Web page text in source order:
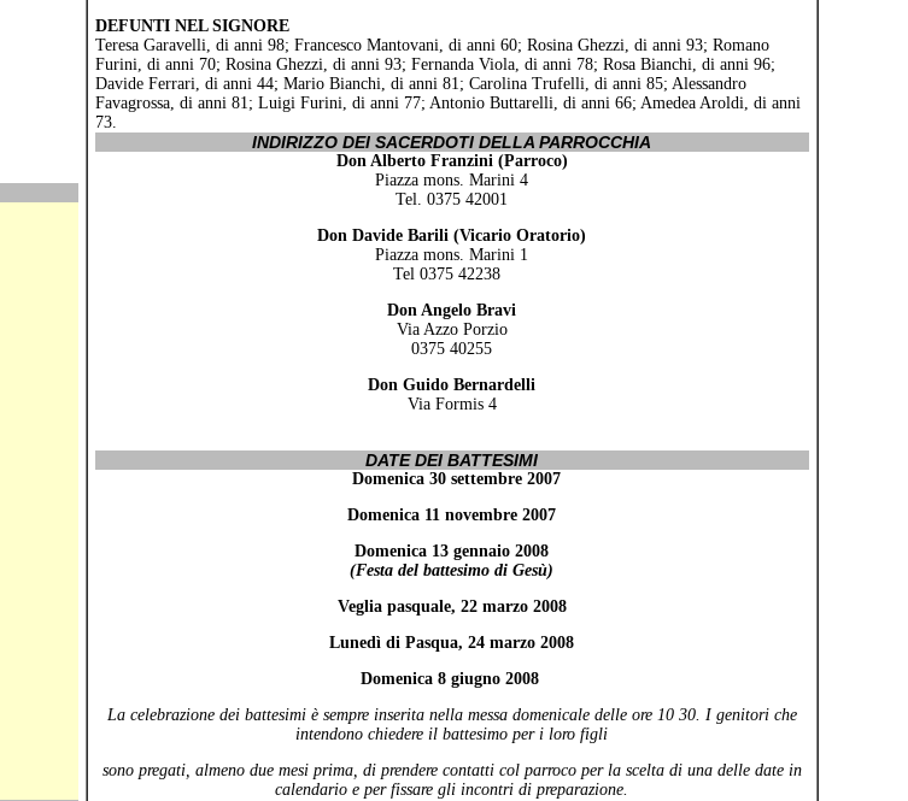
DEFUNTI NEL SIGNORE
Teresa Garavelli, di anni 98; Francesco Mantovani, di anni 60; Rosina Ghezzi, di anni 93; Romano
Furini, di anni 70; Rosina Ghezzi, di anni 93; Fernanda Viola, di anni 78; Rosa Bianchi, di anni 96;
Davide Ferrari, di anni 44; Mario Bianchi, di anni 81; Carolina Trufelli, di anni 85; Alessandro
Favagrossa, di anni 81; Luigi Furini, di anni 77; Antonio Buttarelli, di anni 66; Amedea Aroldi, di anni
73.
INDIRIZZO DEI SACERDOTI DELLA PARROCCHIA
Don Alberto Franzini (Parroco)
Piazza mons. Marini 4
Tel. 0375 42001
Don Davide Barili (Vicario Oratorio)
Piazza mons. Marini 1
Tel 0375 42238
Don Angelo Bravi
Via Azzo Porzio
0375 40255
Don Guido Bernardelli
Via Formis 4
DATE DEI BATTESIMI
Domenica 30 settembre 2007
Domenica 11 novembre 2007
Domenica 13 gennaio 2008
(Festa del battesimo di Gesù)
Veglia pasquale, 22 marzo 2008
Lunedì di Pasqua, 24 marzo 2008
Domenica 8 giugno 2008
La celebrazione dei battesimi è sempre inserita nella messa domenicale delle ore 10 30. I genitori che
intendono chiedere il battesimo per i loro figli
sono pregati, almeno due mesi prima, di prendere contatti col parroco per la scelta di una delle date in
calendario e per fissare gli incontri di preparazione.